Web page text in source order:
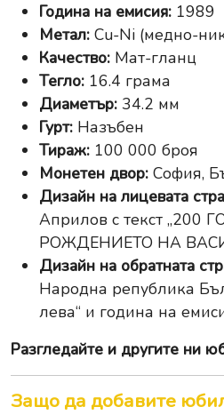
Година на емисия: 1989
Метал: Cu-Ni (медно-
Качество: Мат-гланц
Тегло: 16.4 грама
Диаметър: 34.2 мм
Гурт: Назъбен
Тираж: 100 000 броя
Монетен двор: София,
Дизайн на лицевата
Априлов с текст „200
РОЖДЕНИЕТО НА
Дизайн на обратната
Народна република
лева“ и година на
Разгледайте и другите ни
Защо да добавите